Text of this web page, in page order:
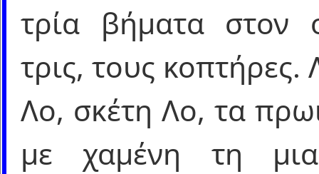
τρία βήματα στον
τρις, τους κοπτήρες.
Λο, σκέτη Λο, τα
με χαμένη τη